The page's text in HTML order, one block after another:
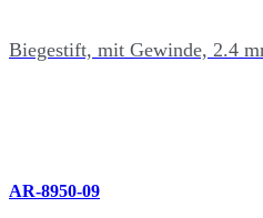
Biegestift, mit Gewinde, 2.4
AR-8950-09